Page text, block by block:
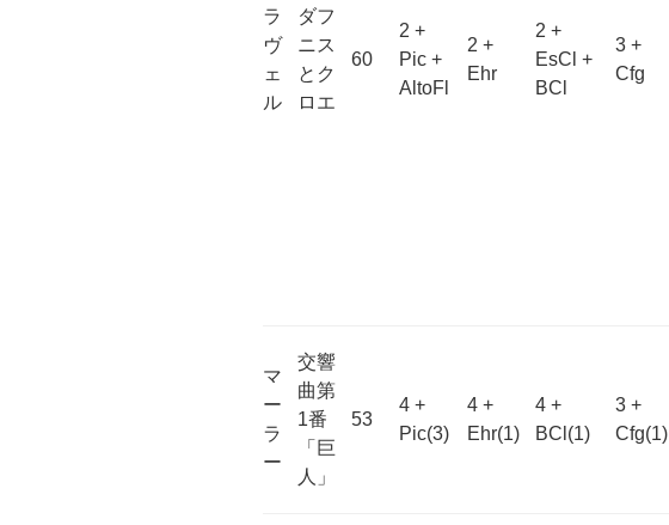
ラ
ヴ
ェ
ル
ダフ
ニス
とク
ロエ
60
2 +
Pic +
AltoFl
2 +
Ehr
2 +
EsCl +
BCl
3 +
Cfg
マ
ー
ラ
ー
交響
曲第
1番
「巨
人」
53
4 +
Pic(3)
4 +
Ehr(1)
4 +
BCl(1)
3 +
Cfg(1)